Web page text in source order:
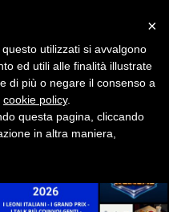
×
utilizzati si avvalgono
ed utili alle finalità illustrate
di più o negare il consenso a
cookie policy.
questa pagina, cliccando
in altra maniera,